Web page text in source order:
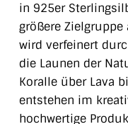
in 925er
größere
wird verfeinert
die Launen der
Koralle über Lava
entstehen im
hochwertige